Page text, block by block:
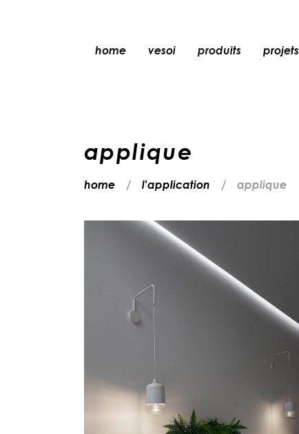
home vesoi produits
lampe de sol
projets
applique
home l'application applique